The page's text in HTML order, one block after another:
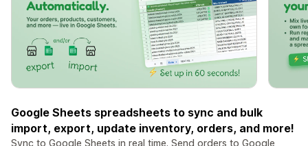
Google Sheets spreadsheets to sync and bulk
import, export, update inventory, orders, and more!
Sync to Google Sheets in real time. Send orders to Google